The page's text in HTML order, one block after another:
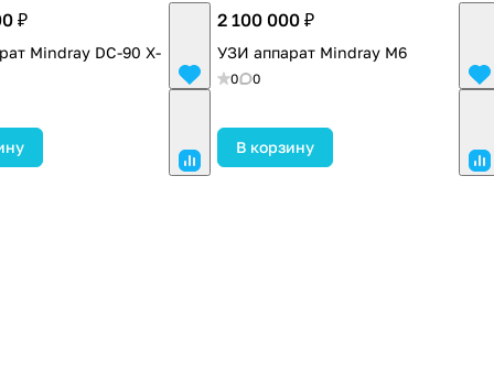
₽
Mindray DC-90 X-
2 100 000 ₽
УЗИ аппарат Mindray M6
0 0
В корзину